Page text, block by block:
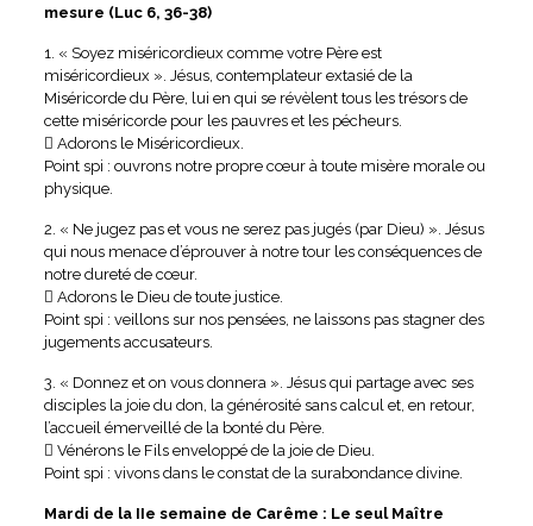
mesure (Luc 6, 36-38)
1. « Soyez miséricordieux comme votre Père est
miséricordieux ». Jésus, contemplateur extasié de la
Miséricorde du Père, lui en qui se révèlent tous les trésors de
cette miséricorde pour les pauvres et les pécheurs.
 Adorons le Miséricordieux.
Point spi : ouvrons notre propre cœur à toute misère morale ou
physique.
2. « Ne jugez pas et vous ne serez pas jugés (par Dieu) ». Jésus
qui nous menace d’éprouver à notre tour les conséquences de
notre dureté de cœur.
 Adorons le Dieu de toute justice.
Point spi : veillons sur nos pensées, ne laissons pas stagner des
jugements accusateurs.
3. « Donnez et on vous donnera ». Jésus qui partage avec ses
disciples la joie du don, la générosité sans calcul et, en retour,
l’accueil émerveillé de la bonté du Père.
 Vénérons le Fils enveloppé de la joie de Dieu.
Point spi : vivons dans le constat de la surabondance divine.
Mardi de la IIe semaine de Carême : Le seul Maître